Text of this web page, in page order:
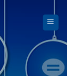
content